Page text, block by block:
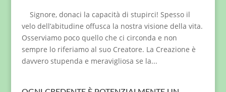
Signore, donaci la capacità di stupirci! Spesso il
velo dell’abitudine offusca la nostra visione della vita.
Osserviamo poco quello che ci circonda e non
sempre lo riferiamo al suo Creatore. La Creazione è
davvero stupenda e meravigliosa se la...